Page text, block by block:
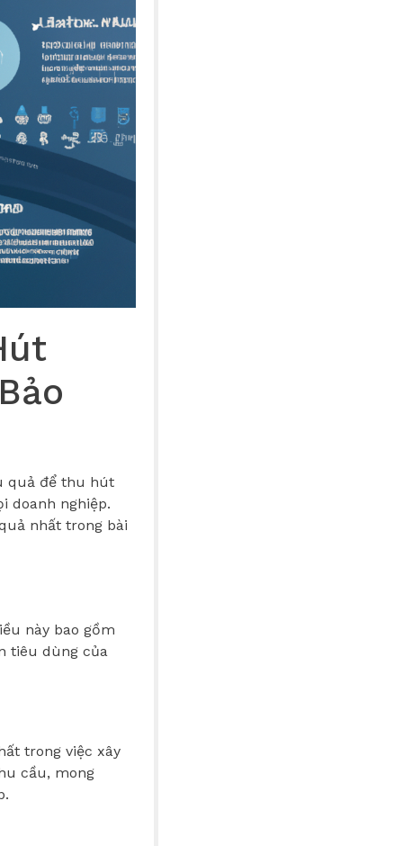
quả để thu hút
doanh nghiệp.
nhất trong bài
này bao gồm
tiêu dùng của
trong việc xây
cầu, mong